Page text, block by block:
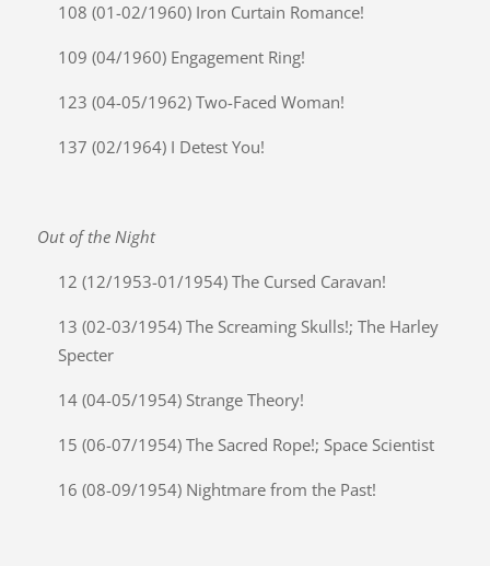
108 (01-02/1960) Iron Curtain Romance!
109 (04/1960) Engagement Ring!
123 (04-05/1962) Two-Faced Woman!
137 (02/1964) I Detest You!
Out of the Night
12 (12/1953-01/1954) The Cursed Caravan!
13 (02-03/1954) The Screaming Skulls!; The Harley
Specter
14 (04-05/1954) Strange Theory!
15 (06-07/1954) The Sacred Rope!; Space Scientist
16 (08-09/1954) Nightmare from the Past!